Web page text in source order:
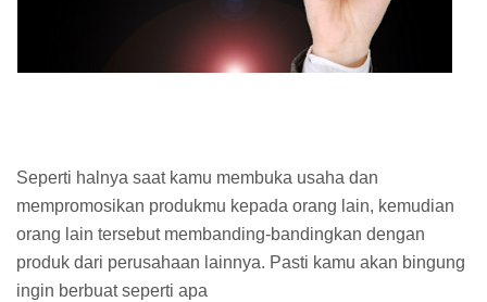
Seperti halnya saat kamu membuka usaha dan
mempromosikan produkmu kepada orang lain, kemudian
orang lain tersebut membanding-bandingkan dengan
produk dari perusahaan lainnya. Pasti kamu akan bingung
ingin berbuat seperti apa